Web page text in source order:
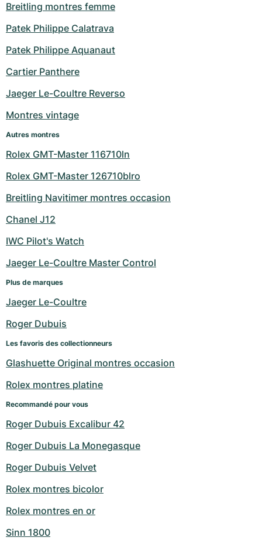
Breitling montres femme
Patek Philippe Calatrava
Patek Philippe Aquanaut
Cartier Panthere
Jaeger Le-Coultre Reverso
Montres vintage
Autres montres
Rolex GMT-Master 116710ln
Rolex GMT-Master 126710blro
Breitling Navitimer montres occasion
Chanel J12
IWC Pilot's Watch
Jaeger Le-Coultre Master Control
Plus de marques
Jaeger Le-Coultre
Roger Dubuis
Les favoris des collectionneurs
Glashuette Original montres occasion
Rolex montres platine
Recommandé pour vous
Roger Dubuis Excalibur 42
Roger Dubuis La Monegasque
Roger Dubuis Velvet
Rolex montres bicolor
Rolex montres en or
Sinn 1800